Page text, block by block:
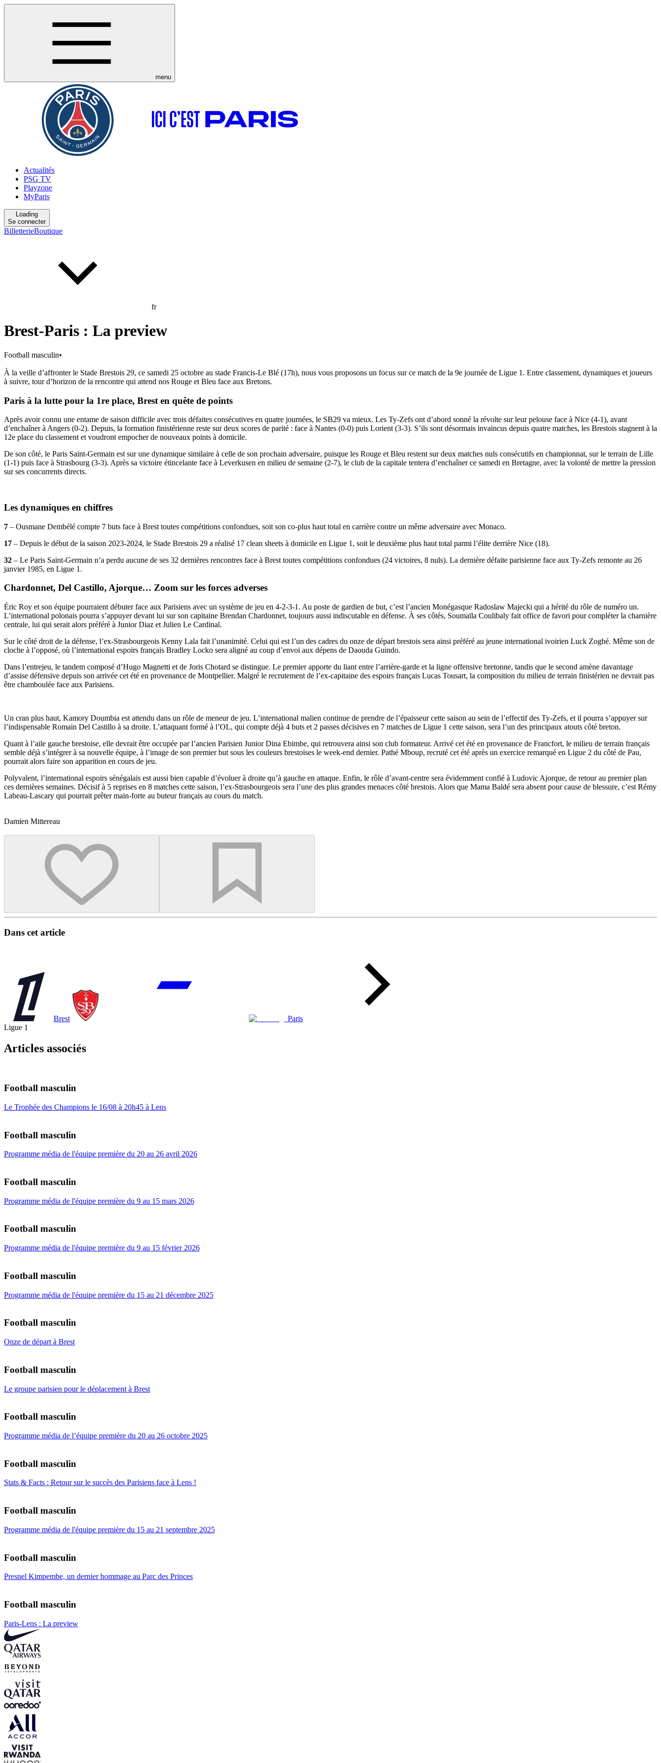
menu
Actualités
PSG TV
Playzone
MyParis
Loading
Se connecter
BilletterieBoutique
fr
Brest-Paris : La preview
Football masculin•
À la veille d’affronter le Stade Brestois 29, ce samedi 25 octobre au stade Francis-Le Blé (17h), nous vous proposons un focus sur ce match de la 9e journée de Ligue 1. Entre classement, dynamiques et joueurs
à suivre, tour d’horizon de la rencontre qui attend nos Rouge et Bleu face aux Bretons.
Paris à la lutte pour la 1re place, Brest en quête de points
Après avoir connu une entame de saison difficile avec trois défaites consécutives en quatre journées, le SB29 va mieux. Les Ty-Zefs ont d’abord sonné la révolte sur leur pelouse face à Nice (4-1), avant
d’enchaîner à Angers (0-2). Depuis, la formation finistérienne reste sur deux scores de parité : face à Nantes (0-0) puis Lorient (3-3). S’ils sont désormais invaincus depuis quatre matches, les Brestois stagnent à la
12e place du classement et voudront empocher de nouveaux points à domicile.
De son côté, le Paris Saint-Germain est sur une dynamique similaire à celle de son prochain adversaire, puisque les Rouge et Bleu restent sur deux matches nuls consécutifs en championnat, sur le terrain de Lille
(1-1) puis face à Strasbourg (3-3). Après sa victoire étincelante face à Leverkusen en milieu de semaine (2-7), le club de la capitale tentera d’enchaîner ce samedi en Bretagne, avec la volonté de mettre la pression
sur ses concurrents directs.
Les dynamiques en chiffres
7 – Ousmane Dembélé compte 7 buts face à Brest toutes compétitions confondues, soit son co-plus haut total en carrière contre un même adversaire avec Monaco.
17 – Depuis le début de la saison 2023-2024, le Stade Brestois 29 a réalisé 17 clean sheets à domicile en Ligue 1, soit le deuxième plus haut total parmi l’élite derrière Nice (18).
32 – Le Paris Saint-Germain n’a perdu aucune de ses 32 dernières rencontres face à Brest toutes compétitions confondues (24 victoires, 8 nuls). La dernière défaite parisienne face aux Ty-Zefs remonte au 26
janvier 1985, en Ligue 1.
Chardonnet, Del Castillo, Ajorque… Zoom sur les forces adverses
Éric Roy et son équipe pourraient débuter face aux Parisiens avec un système de jeu en 4-2-3-1. Au poste de gardien de but, c’est l’ancien Monégasque Radoslaw Majecki qui a hérité du rôle de numéro un.
L’international polonais pourra s’appuyer devant lui sur son capitaine Brendan Chardonnet, toujours aussi indiscutable en défense. À ses côtés, Soumaïla Coulibaly fait office de favori pour compléter la charnière
centrale, lui qui serait alors préféré à Junior Diaz et Julien Le Cardinal.
Sur le côté droit de la défense, l’ex-Strasbourgeois Kenny Lala fait l’unanimité. Celui qui est l’un des cadres du onze de départ brestois sera ainsi préféré au jeune international ivoirien Luck Zogbé. Même son de
cloche à l’opposé, où l’international espoirs français Bradley Locko sera aligné au coup d’envoi aux dépens de Daouda Guindo.
Dans l’entrejeu, le tandem composé d’Hugo Magnetti et de Joris Chotard se distingue. Le premier apporte du liant entre l’arrière-garde et la ligne offensive bretonne, tandis que le second amène davantage
d’assise défensive depuis son arrivée cet été en provenance de Montpellier. Malgré le recrutement de l’ex-capitaine des espoirs français Lucas Tousart, la composition du milieu de terrain finistérien ne devrait pas
être chamboulée face aux Parisiens.
Un cran plus haut, Kamory Doumbia est attendu dans un rôle de meneur de jeu. L’international malien continue de prendre de l’épaisseur cette saison au sein de l’effectif des Ty-Zefs, et il pourra s’appuyer sur
l’indispensable Romain Del Castillo à sa droite. L’attaquant formé à l’OL, qui compte déjà 4 buts et 2 passes décisives en 7 matches de Ligue 1 cette saison, sera l’un des principaux atouts côté breton.
Quant à l’aile gauche brestoise, elle devrait être occupée par l’ancien Parisien Junior Dina Ebimbe, qui retrouvera ainsi son club formateur. Arrivé cet été en provenance de Francfort, le milieu de terrain français
semble déjà s’intégrer à sa nouvelle équipe, à l’image de son premier but sous les couleurs brestoises le week-end dernier. Pathé Mboup, recruté cet été après un exercice remarqué en Ligue 2 du côté de Pau,
pourrait alors faire son apparition en cours de jeu.
Polyvalent, l’international espoirs sénégalais est aussi bien capable d’évoluer à droite qu’à gauche en attaque. Enfin, le rôle d’avant-centre sera évidemment confié à Ludovic Ajorque, de retour au premier plan
ces dernières semaines. Décisif à 5 reprises en 8 matches cette saison, l’ex-Strasbourgeois sera l’une des plus grandes menaces côté brestois. Alors que Mama Baldé sera absent pour cause de blessure, c’est Rémy
Labeau-Lascary qui pourrait prêter main-forte au buteur français au cours du match.
Damien Mittereau
Dans cet article
Brest
Paris
Ligue 1
Articles associés
Football masculin
Le Trophée des Champions le 16/08 à 20h45 à Lens
Football masculin
Programme média de l'équipe première du 20 au 26 avril 2026
Football masculin
Programme média de l'équipe première du 9 au 15 mars 2026
Football masculin
Programme média de l'équipe première du 9 au 15 février 2026
Football masculin
Programme média de l'équipe première du 15 au 21 décembre 2025
Football masculin
Onze de départ à Brest
Football masculin
Le groupe parisien pour le déplacement à Brest
Football masculin
Programme média de l’équipe première du 20 au 26 octobre 2025
Football masculin
Stats & Facts : Retour sur le succès des Parisiens face à Lens !
Football masculin
Programme média de l'équipe première du 15 au 21 septembre 2025
Football masculin
Presnel Kimpembe, un dernier hommage au Parc des Princes
Football masculin
Paris-Lens : La preview